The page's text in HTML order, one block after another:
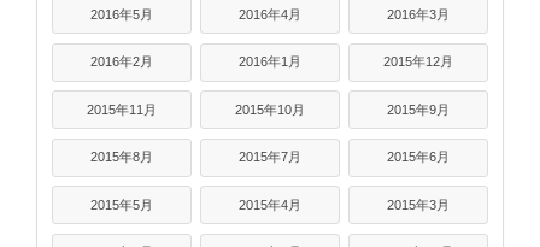
2016年5月 2016年4月 2016年3月
2016年2月 2016年1月 2015年12月
2015年11月 2015年10月 2015年9月
2015年8月 2015年7月 2015年6月
2015年5月 2015年4月 2015年3月